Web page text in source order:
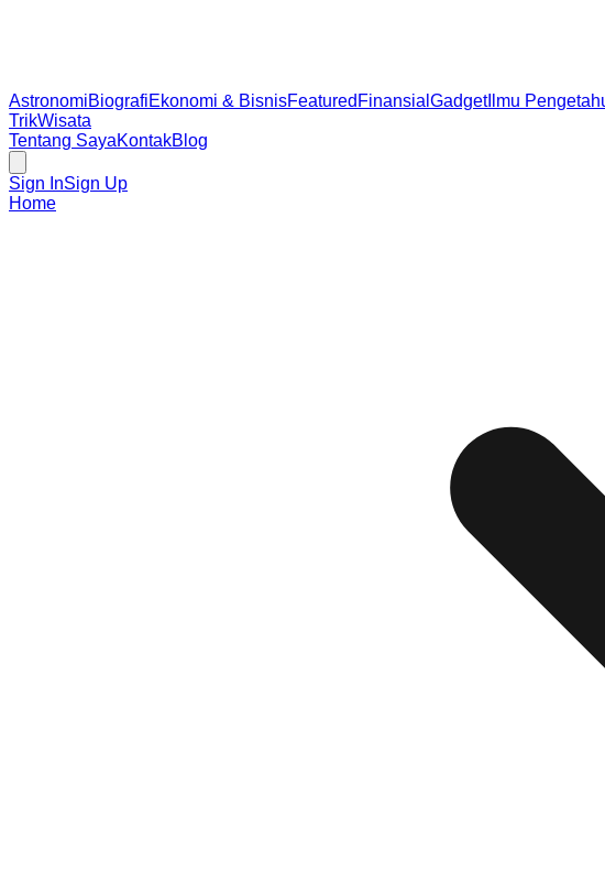
AstronomiBiografiEkonomi & BisnisFeatured Finansial GadgetIlmu
TrikWisata
Tentang SayaKontakBlog
Sign InSign Up
Home